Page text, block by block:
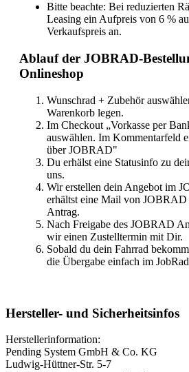
Bitte beachte: Bei reduzierten
Leasing ein Aufpreis von 6 %
Verkaufspreis an.
Ablauf der JOBRAD-
Onlineshop
Wunschrad + Zubehör
Warenkorb legen.
Im Checkout „Vorkasse per
auswählen. Im Kommentarfeld
über JOBRAD"
Du erhälst eine Statusinfo zu
uns.
Wir erstellen dein Angebot im
erhältst eine Mail von JOBRAD
Antrag.
Nach Freigabe des JOBRAD
wir einen Zustelltermin mit Dir.
Sobald du dein Fahrrad
die Übergabe einfach im
Hersteller- und Sicherheitsinfos
Herstellerinformation:
Pending System GmbH & Co. KG
Ludwig-Hüttner-Str. 5-7